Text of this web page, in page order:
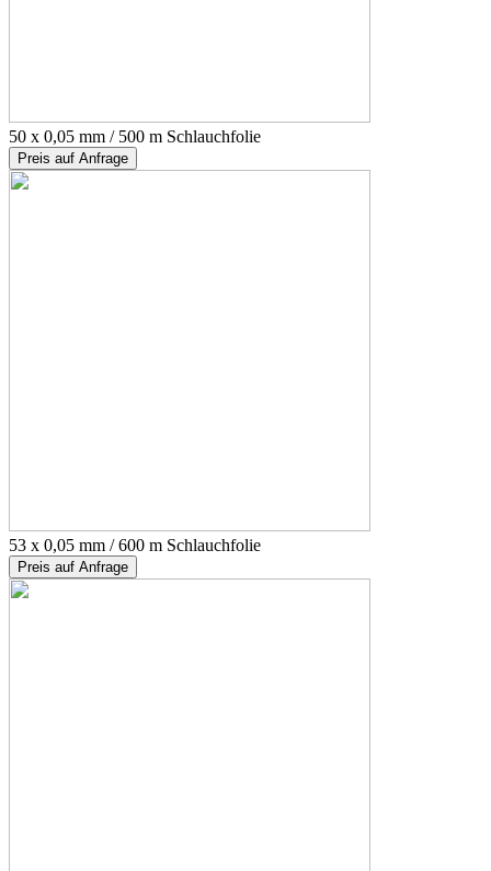
50 x 0,05 mm / 500 m Schlauchfolie
Preis auf Anfrage
53 x 0,05 mm / 600 m Schlauchfolie
Preis auf Anfrage